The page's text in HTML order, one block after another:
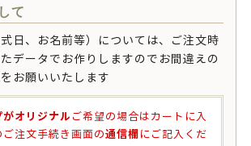
て
日、お名前等）については、ご注文時
データでお作りしますのでお間違えの
お願いいたします
オリジナル ご希望の場合はカートに入
注文手続き画面の通信欄 にご記入くだ